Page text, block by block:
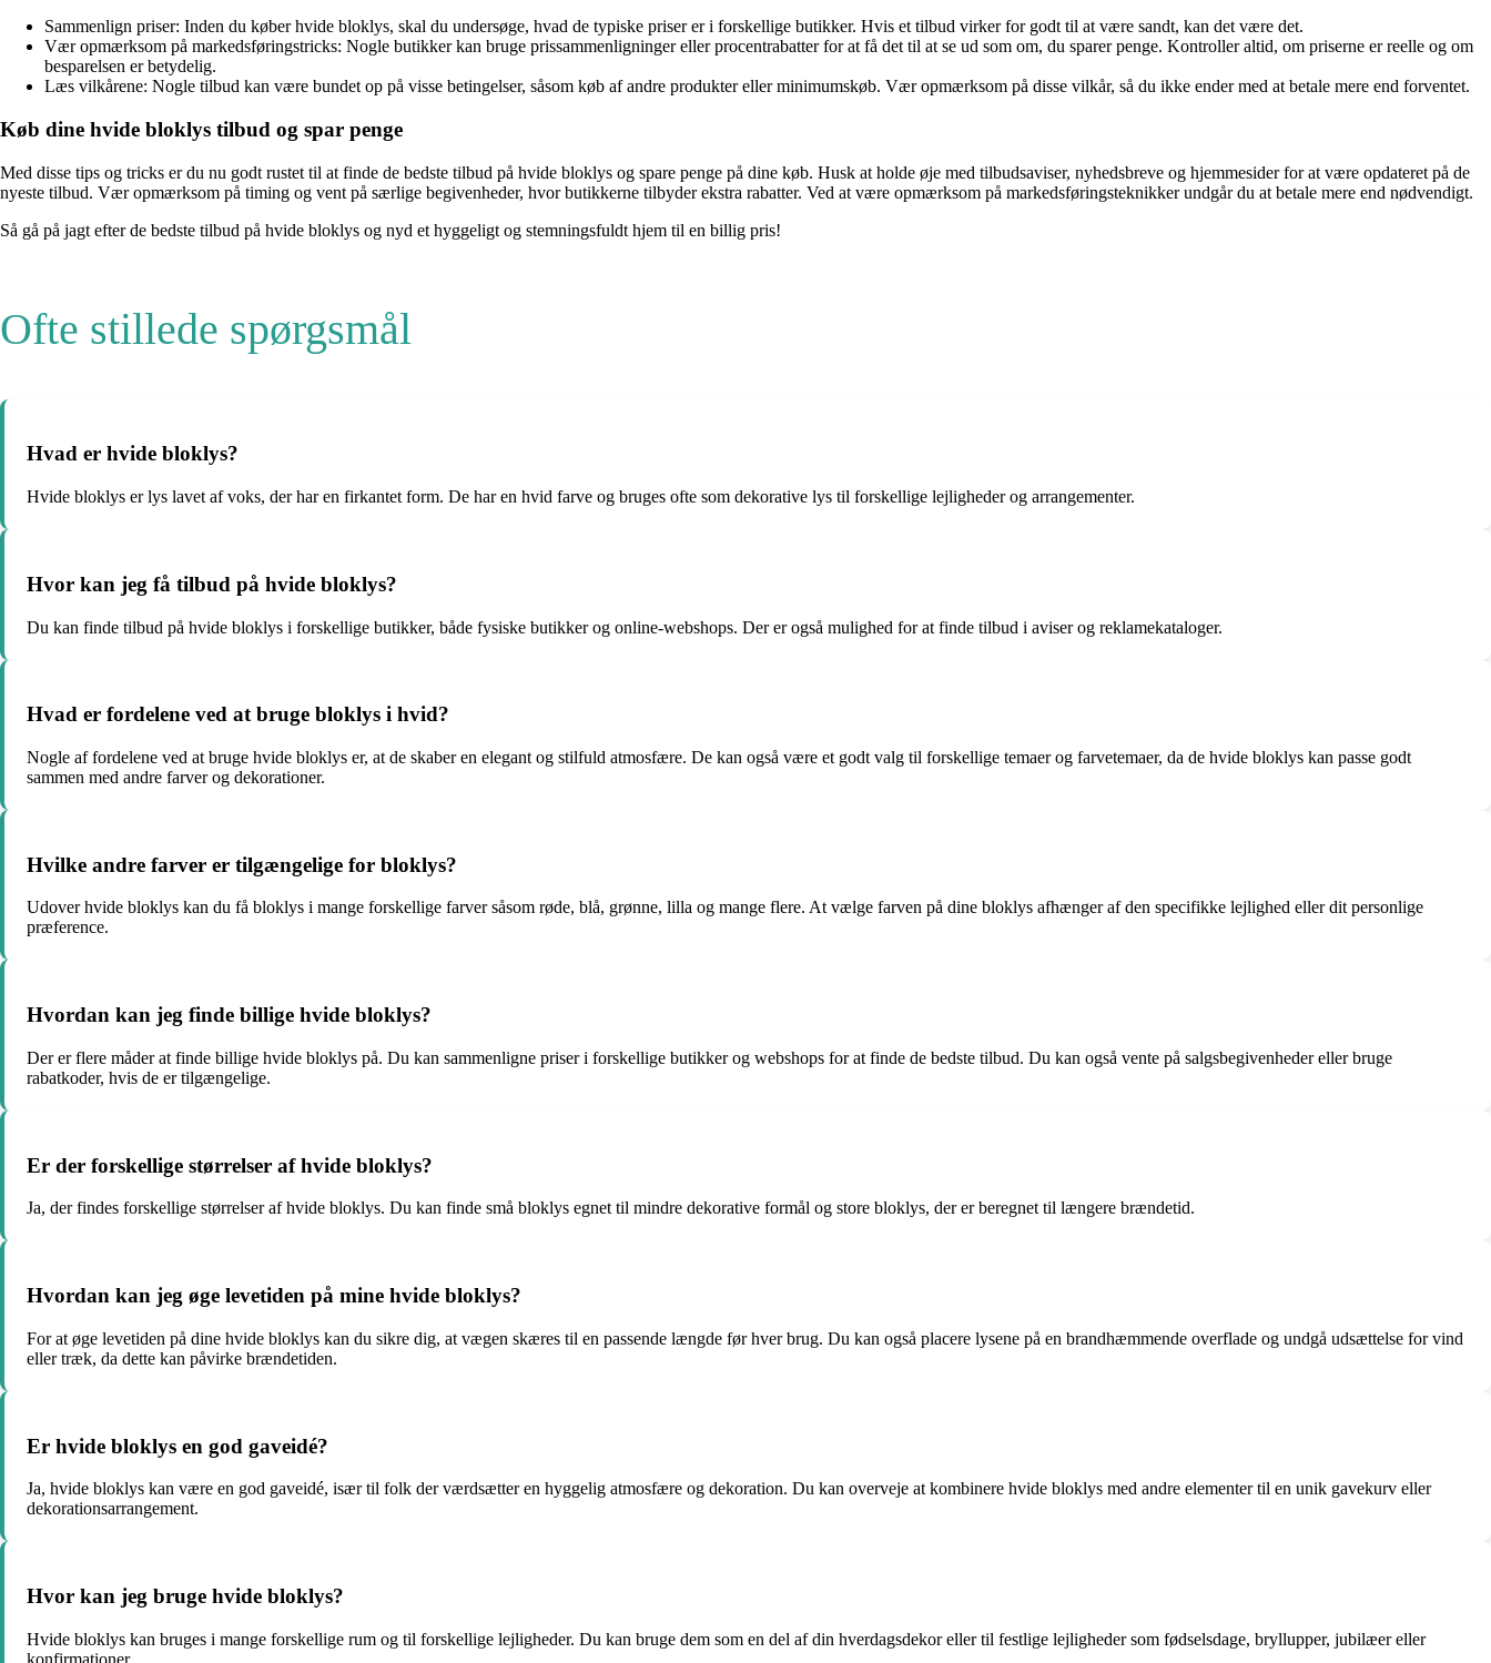
Sammenlign priser: Inden du køber hvide bloklys, skal du undersøge, hvad de typiske priser er i forskellige butikker. Hvis et tilbud virker for godt til at være sandt, kan det være det.
Vær opmærksom på markedsføringstricks: Nogle butikker kan bruge prissammenligninger eller procentrabatter for at få det til at se ud som om, du sparer penge. Kontroller altid, om priserne er reelle og om
besparelsen er betydelig.
Læs vilkårene: Nogle tilbud kan være bundet op på visse betingelser, såsom køb af andre produkter eller minimumskøb. Vær opmærksom på disse vilkår, så du ikke ender med at betale mere end forventet.
Køb dine hvide bloklys tilbud og spar penge
Med disse tips og tricks er du nu godt rustet til at finde de bedste tilbud på hvide bloklys og spare penge på dine køb. Husk at holde øje med tilbudsaviser, nyhedsbreve og hjemmesider for at være opdateret på de
nyeste tilbud. Vær opmærksom på timing og vent på særlige begivenheder, hvor butikkerne tilbyder ekstra rabatter. Ved at være opmærksom på markedsføringsteknikker undgår du at betale mere end nødvendigt.
Så gå på jagt efter de bedste tilbud på hvide bloklys og nyd et hyggeligt og stemningsfuldt hjem til en billig pris!
Ofte stillede spørgsmål
Hvad er hvide bloklys?
Hvide bloklys er lys lavet af voks, der har en firkantet form. De har en hvid farve og bruges ofte som dekorative lys til forskellige lejligheder og arrangementer.
Hvor kan jeg få tilbud på hvide bloklys?
Du kan finde tilbud på hvide bloklys i forskellige butikker, både fysiske butikker og online-webshops. Der er også mulighed for at finde tilbud i aviser og reklamekataloger.
Hvad er fordelene ved at bruge bloklys i hvid?
Nogle af fordelene ved at bruge hvide bloklys er, at de skaber en elegant og stilfuld atmosfære. De kan også være et godt valg til forskellige temaer og farvetemaer, da de hvide bloklys kan passe godt
sammen med andre farver og dekorationer.
Hvilke andre farver er tilgængelige for bloklys?
Udover hvide bloklys kan du få bloklys i mange forskellige farver såsom røde, blå, grønne, lilla og mange flere. At vælge farven på dine bloklys afhænger af den specifikke lejlighed eller dit personlige
præference.
Hvordan kan jeg finde billige hvide bloklys?
Der er flere måder at finde billige hvide bloklys på. Du kan sammenligne priser i forskellige butikker og webshops for at finde de bedste tilbud. Du kan også vente på salgsbegivenheder eller bruge
rabatkoder, hvis de er tilgængelige.
Er der forskellige størrelser af hvide bloklys?
Ja, der findes forskellige størrelser af hvide bloklys. Du kan finde små bloklys egnet til mindre dekorative formål og store bloklys, der er beregnet til længere brændetid.
Hvordan kan jeg øge levetiden på mine hvide bloklys?
For at øge levetiden på dine hvide bloklys kan du sikre dig, at vægen skæres til en passende længde før hver brug. Du kan også placere lysene på en brandhæmmende overflade og undgå udsættelse for vind
eller træk, da dette kan påvirke brændetiden.
Er hvide bloklys en god gaveidé?
Ja, hvide bloklys kan være en god gaveidé, især til folk der værdsætter en hyggelig atmosfære og dekoration. Du kan overveje at kombinere hvide bloklys med andre elementer til en unik gavekurv eller
dekorationsarrangement.
Hvor kan jeg bruge hvide bloklys?
Hvide bloklys kan bruges i mange forskellige rum og til forskellige lejligheder. Du kan bruge dem som en del af din hverdagsdekor eller til festlige lejligheder som fødselsdage, bryllupper, jubilæer eller
konfirmationer.